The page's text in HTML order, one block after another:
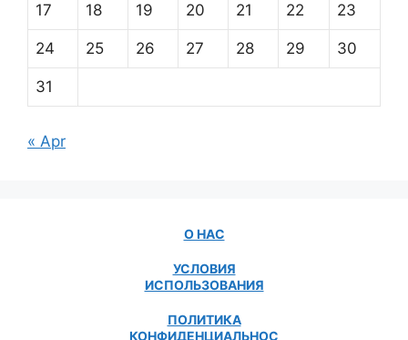
17 18 19 20 21 22 23
24 25 26 27 28 29 30
31
« Apr
О НАС
УСЛОВИЯ
ИСПОЛЬЗОВАНИЯ
ПОЛИТИКА
КОНФИДЕНЦИАЛЬНОС